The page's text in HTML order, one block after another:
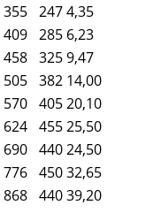
355 2474,35
409 285 6,23
458 3259,47
505 382 14,00
570 40520,10
624 45525,50
690 44024,50
776 45032,65
868 44039,20